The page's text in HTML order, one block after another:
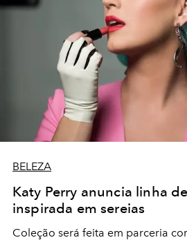
BELEZA
Katy Perry anuncia linha
inspirada em sereias
Coleção será feita em parceria